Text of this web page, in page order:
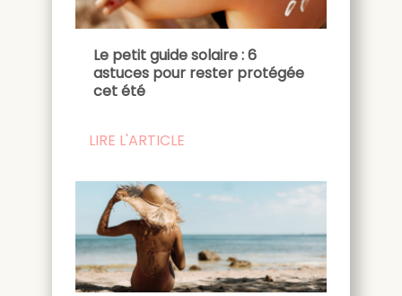
Le petit guide solaire : 6
astuces pour rester protégée
cet été
LIRE L'ARTICLE